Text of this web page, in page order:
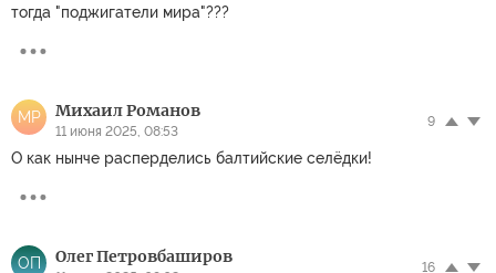
тогда "поджигатели мира"???
МР Михаил Романов
11 июня 2025, 08:53
9
О как нынче расперделись балтийские селёдки!
ОП Олег Петровбаширов
16